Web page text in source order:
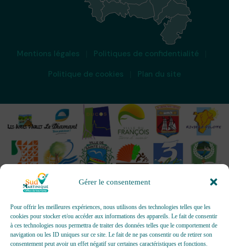
Gérer le consentement
Pour offrir les meilleures expériences, nous utilisons des technologies telles que les
cookies pour stocker et/ou accéder aux informations des appareils. Le fait de consentir
à ces technologies nous permettra de traiter des données telles que le comportement de
navigation ou les ID uniques sur ce site. Le fait de ne pas consentir ou de retirer son
consentement peut avoir un effet négatif sur certaines caractéristiques et fonctions.
Mentions légales
Politiques de confidentialité
Politique de cookies
Plan du site
OFFICES DE TOURISME - Pour les activités d’accueil,
d’information, de promotion/communication, de création et gestion
d’événements